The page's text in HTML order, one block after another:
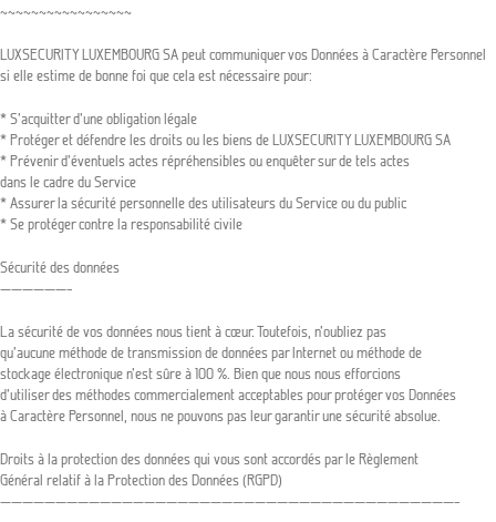
~~~~~~~~~~~~~~~~~
LUXSECURITY LUXEMBOURG SA peut communiquer vos Données à Caractère Personnel
si elle estime de bonne foi que cela est nécessaire pour:
* S’acquitter d’une obligation légale
* Protéger et défendre les droits ou les biens de LUXSECURITY LUXEMBOURG SA
* Prévenir d’éventuels actes répréhensibles ou enquêter sur de tels actes
dans le cadre du Service
* Assurer la sécurité personnelle des utilisateurs du Service ou du public
* Se protéger contre la responsabilité civile
Sécurité des données
——————–
La sécurité de vos données nous tient à cœur. Toutefois, n’oubliez pas
qu’aucune méthode de transmission de données par Internet ou méthode de
stockage électronique n’est sûre à 100 %. Bien que nous nous efforcions
d’utiliser des méthodes commercialement acceptables pour protéger vos Données
à Caractère Personnel, nous ne pouvons pas leur garantir une sécurité absolue.
Droits à la protection des données qui vous sont accordés par le Règlement
Général relatif à la Protection des Données (RGPD)
—————————————————————————————————————————–